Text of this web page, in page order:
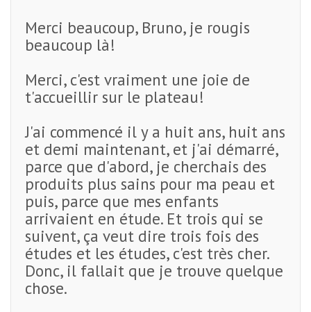
Merci beaucoup, Bruno, je rougis
beaucoup là!
Merci, c'est vraiment une joie de
t'accueillir sur le plateau!
J'ai commencé il y a huit ans, huit ans
et demi maintenant, et j'ai démarré,
parce que d'abord, je cherchais des
produits plus sains pour ma peau et
puis, parce que mes enfants
arrivaient en étude. Et trois qui se
suivent, ça veut dire trois fois des
études et les études, c'est très cher.
Donc, il fallait que je trouve quelque
chose.